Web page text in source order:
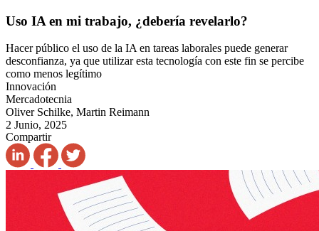
Uso IA en mi trabajo, ¿debería revelarlo?
Hacer público el uso de la IA en tareas laborales puede generar
desconfianza, ya que utilizar esta tecnología con este fin se percibe
como menos legítimo
Innovación
Mercadotecnia
Oliver Schilke, Martin Reimann
2 Junio, 2025
Compartir